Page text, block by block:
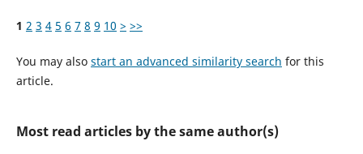
1 2 3 4 5 6 7 8 9 10 > >>
You may also start an advanced similarity search for this
article.
Most read articles by the same author(s)